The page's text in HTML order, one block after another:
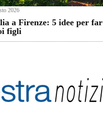
2026
a Firenze: 5 idee per far
figli